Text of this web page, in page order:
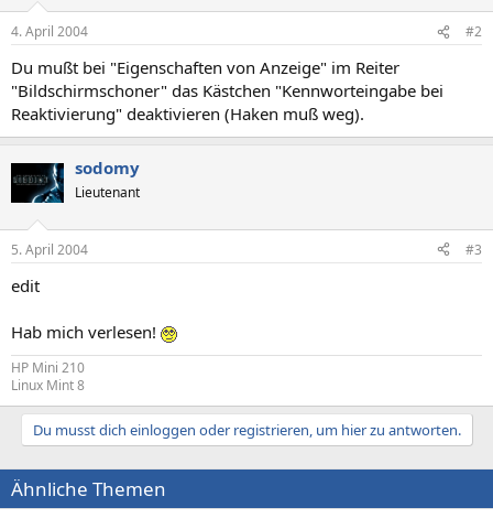
4. April 2004 #2
Du mußt bei "Eigenschaften von Anzeige" im Reiter
"Bildschirmschoner" das Kästchen "Kennworteingabe bei
Reaktivierung" deaktivieren (Haken muß weg).
sodomy
Lieutenant
5. April 2004 #3
edit
Hab mich verlesen!
HP Mini 210
Linux Mint 8
Du musst dich einloggen oder registrieren, um hier zu antworten.
Ähnliche Themen